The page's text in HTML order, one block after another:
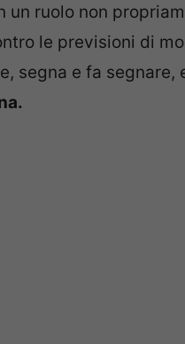
un ruolo non
le previsioni di
segna e fa segnare,